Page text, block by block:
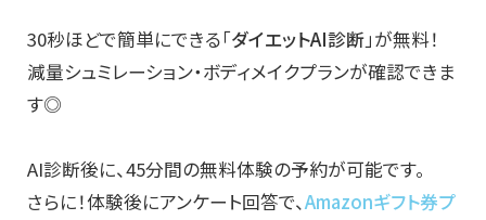
30秒ほどで簡単にできる「ダイエットAI診断」が無料！
減量シュミレーション・ボディメイクプランが確認できま
す◎
AI診断後に、45分間の無料体験の予約が可能です。
さらに！体験後にアンケート回答で、Amazonギフト券プ